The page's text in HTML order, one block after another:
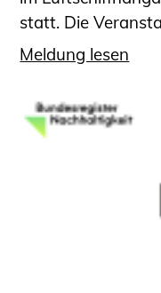
Impressum
statt. Die
Meldung lesen